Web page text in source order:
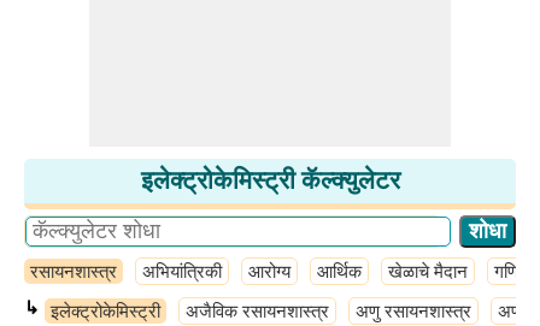
इलेक्ट्रोकेमिस्ट्री कॅल्क्युलेटर
रसायनशास्त्र अभियांत्रिकी आरोग्य आर्थिक खेळाचे मैदान गणित
↳ इलेक्ट्रोकेमिस्ट्री अजैविक रसायनशास्त्र अणु रसायनशास्त्र अणू